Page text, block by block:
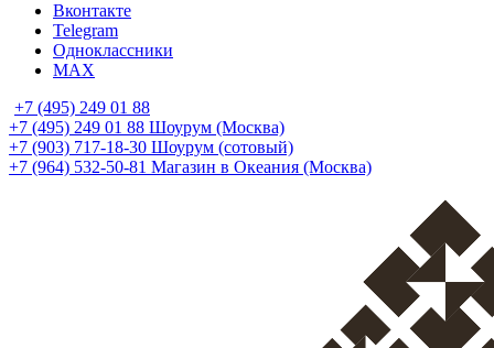
Вконтакте
Telegram
Одноклассники
MAX
+7 (495) 249 01 88
+7 (495) 249 01 88 Шоурум (Москва)
+7 (903) 717-18-30 Шоурум (сотовый)
+7 (964) 532-50-81 Магазин в Океания (Москва)